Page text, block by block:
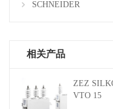
SCHNEIDER
相关产品
ZEZ
VTO 15